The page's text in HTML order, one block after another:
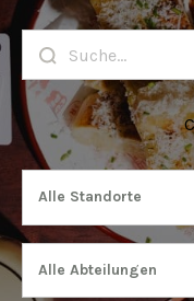
Alle Standorte
Alle Abteilungen